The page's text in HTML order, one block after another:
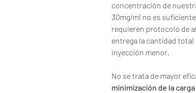
concentración de
30mg/ml no es
requieren protocolo de
entrega la cantidad total
inyección menor.
No se trata de mayor
minimización de la